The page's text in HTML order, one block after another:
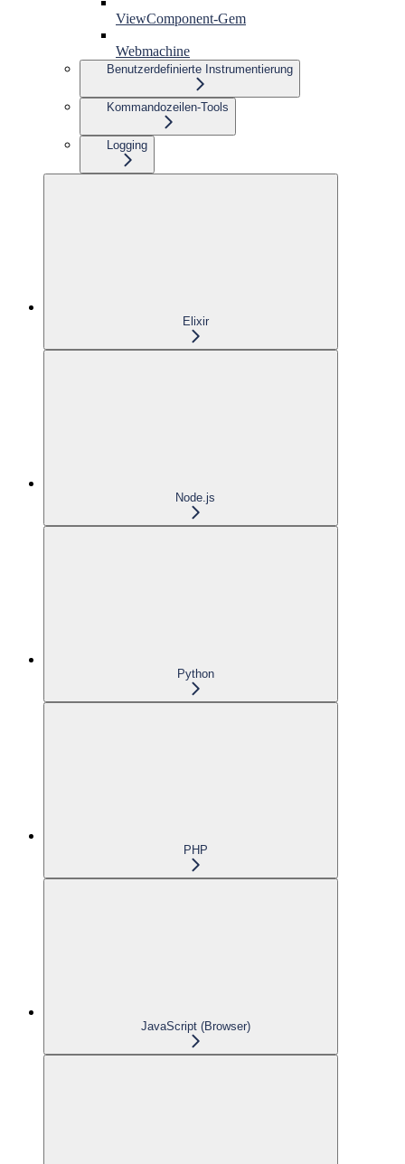
ViewComponent-Gem
Webmachine
Benutzerdefinierte Instrumentierung
Kommandozeilen-Tools
Logging
Elixir
Node.js
Python
PHP
JavaScript (Browser)